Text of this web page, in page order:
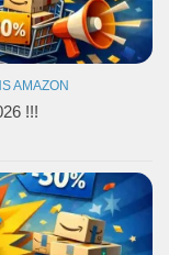
AMAZON
!!!